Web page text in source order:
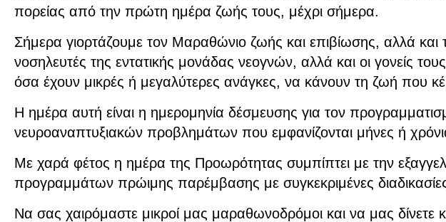
πορείας από την πρώτη ημέρα ζωής τους, μέχρι σήμερα.
Σήμερα γιορτάζουμε τον Μαραθώνιο ζωής και επιβίωσης, αλλά και
νοσηλευτές της εντατικής μονάδας νεογνών, αλλά και οι γονείς
όσα έχουν μικρές ή μεγαλύτερες ανάγκες, να κάνουν τη ζωή που
Η ημέρα αυτή είναι η ημερομηνία δέσμευσης για τον
νευροαναπτυξιακών προβλημάτων που εμφανίζονται μήνες ή
Με χαρά φέτος η ημέρα της Προωρότητας συμπίπτει με την
προγραμμάτων πρώιμης παρέμβασης με συγκεκριμένες
Να σας χαιρόμαστε μικροί μας μαραθωνοδρόμοι και να μας